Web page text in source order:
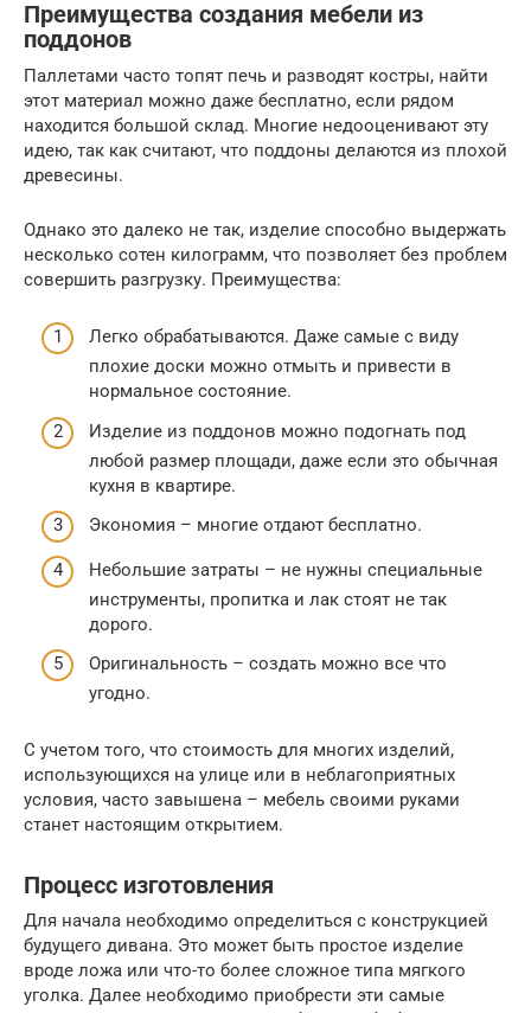
Преимущества создания мебели из
поддонов
Паллетами часто топят печь и разводят костры, найти
этот материал можно даже бесплатно, если рядом
находится большой склад. Многие недооценивают эту
идею, так как считают, что поддоны делаются из плохой
древесины.
Однако это далеко не так, изделие способно выдержать
несколько сотен килограмм, что позволяет без проблем
совершить разгрузку. Преимущества:
Легко обрабатываются. Даже самые с виду
плохие доски можно отмыть и привести в
нормальное состояние.
Изделие из поддонов можно подогнать под
любой размер площади, даже если это обычная
кухня в квартире.
Экономия – многие отдают бесплатно.
Небольшие затраты – не нужны специальные
инструменты, пропитка и лак стоят не так
дорого.
Оригинальность – создать можно все что
угодно.
С учетом того, что стоимость для многих изделий,
использующихся на улице или в неблагоприятных
условия, часто завышена – мебель своими руками
станет настоящим открытием.
Процесс изготовления
Для начала необходимо определиться с конструкцией
будущего дивана. Это может быть простое изделие
вроде ложа или что-то более сложное типа мягкого
уголка. Далее необходимо приобрести эти самые